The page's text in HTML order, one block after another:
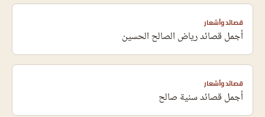
قصائد وأشعار
أجمل قصائد رياض الصالح الحسين
قصائد وأشعار
أجمل قصائد سنية صالح